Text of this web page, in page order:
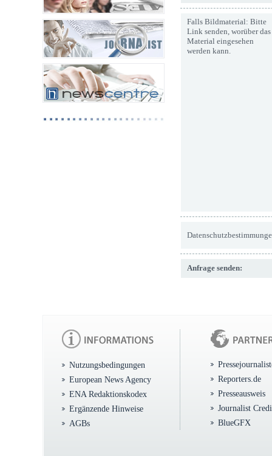
Falls Bildmaterial: Bitte
Link senden, worüber das
Material eingesehen
werden kann.
Anfrage senden:
Nutzungsbedingungen
European News Agency
ENA Redaktionskodex
Ergänzende Hinweise
AGBs
Reporters.de
Presseausweis
Journalist
BlueGFX